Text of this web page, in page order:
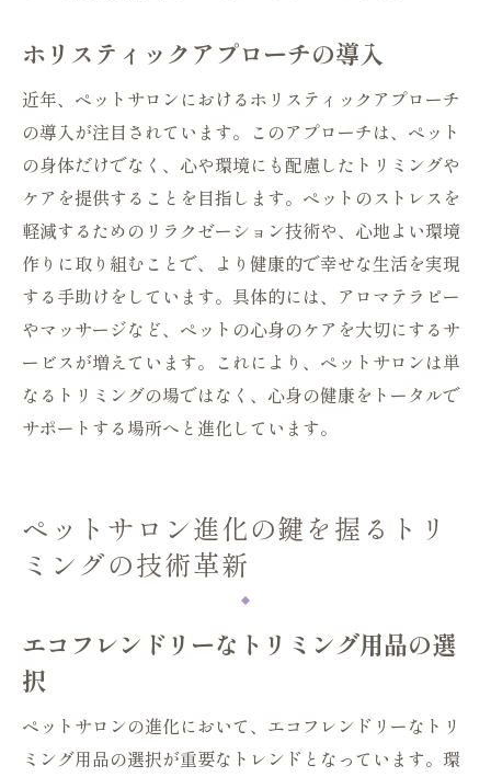
ホリスティックアプローチの導入
近年、ペットサロンにおけるホリスティックアプローチ
の導入が注目されています。このアプローチは、ペット
の身体だけでなく、心や環境にも配慮したトリミングや
ケアを提供することを目指します。ペットのストレスを
軽減するためのリラクゼーション技術や、心地よい環境
作りに取り組むことで、より健康的で幸せな生活を実現
する手助けをしています。具体的には、アロマテラピー
やマッサージなど、ペットの心身のケアを大切にするサ
ービスが増えています。これにより、ペットサロンは単
なるトリミングの場ではなく、心身の健康をトータルで
サポートする場所へと進化しています。
ペットサロン進化の鍵を握るトリ
ミングの技術革新
エコフレンドリーなトリミング用品の選
択
ペットサロンの進化において、エコフレンドリーなトリ
ミング用品の選択が重要なトレンドとなっています。環